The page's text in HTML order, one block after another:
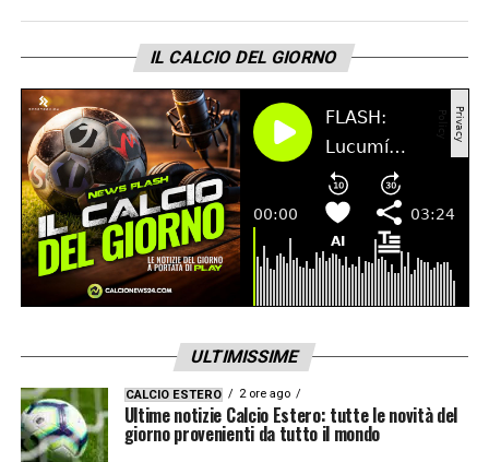
IL CALCIO DEL GIORNO
ULTIMISSIME
CALCIO ESTERO 2 ore ago
Ultime notizie Calcio Estero: tutte le novità del
giorno provenienti da tutto il mondo